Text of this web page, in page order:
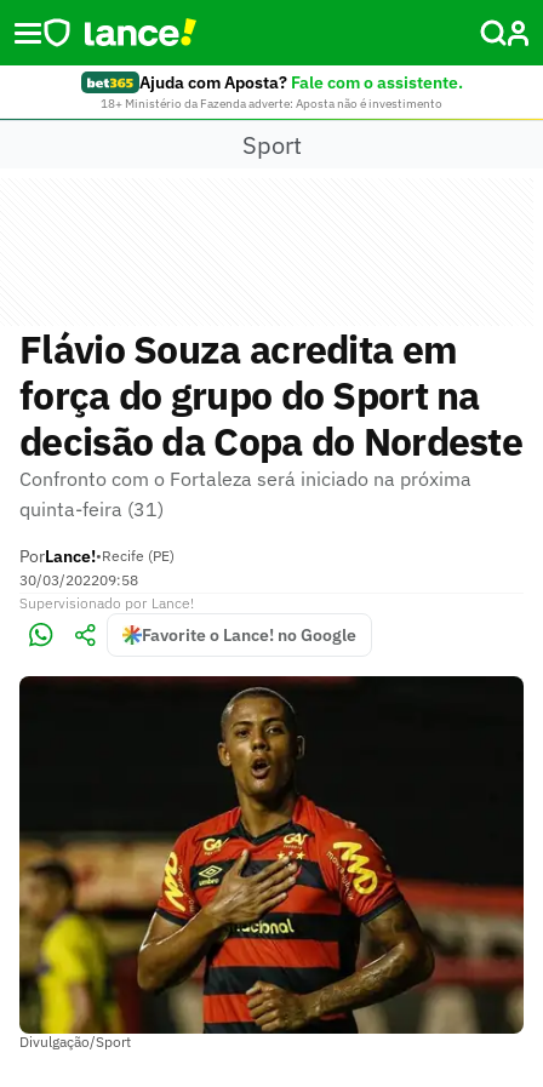
Ajuda com Aposta? Fale com o assistente.
18+ Ministério da Fazenda adverte: Aposta não é investimento
Sport
Flávio Souza acredita em
força do grupo do Sport na
decisão da Copa do Nordeste
Confronto com o Fortaleza será iniciado na próxima
quinta-feira (31)
PorLance!•Recife (PE)
30/03/202209:58
Supervisionado por Lance!
Favorite o Lance! no Google
Divulgação/Sport